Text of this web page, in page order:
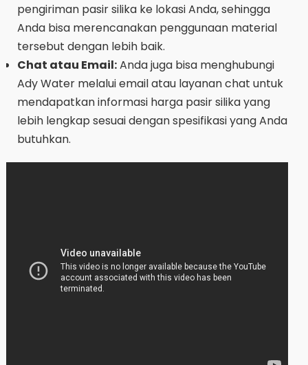
pengiriman pasir silika ke lokasi Anda, sehingga
Anda bisa merencanakan penggunaan material
tersebut dengan lebih baik.
Chat atau Email:Anda juga bisa menghubungi
Ady Water melalui email atau layanan chat untuk
mendapatkan informasi harga pasir silika yang
lebih lengkap sesuai dengan spesifikasi yang Anda
butuhkan.